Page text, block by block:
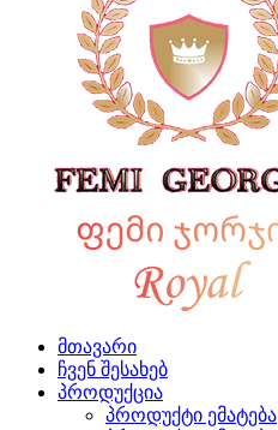
მთავარი
ჩვენ შესახებ
პროდუქცია
პროდუქტი ემატება